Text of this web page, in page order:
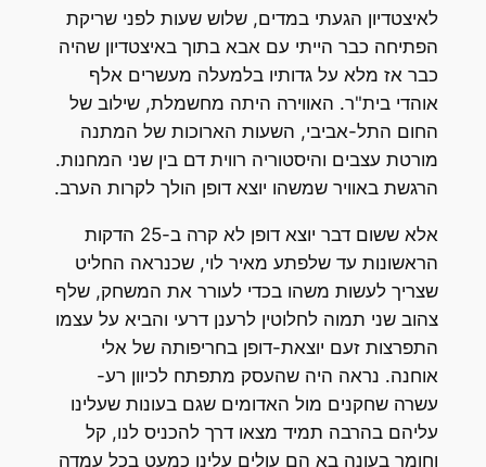
לאיצטדיון הגעתי במדים, שלוש שעות לפני שריקת
הפתיחה כבר הייתי עם אבא בתוך באיצטדיון שהיה
כבר אז מלא על גדותיו בלמעלה מעשרים אלף
אוהדי בית"ר. האווירה היתה מחשמלת, שילוב של
החום התל-אביבי, השעות הארוכות של המתנה
מורטת עצבים והיסטוריה רווית דם בין שני המחנות.
הרגשת באוויר שמשהו יוצא דופן הולך לקרות הערב.
אלא ששום דבר יוצא דופן לא קרה ב-25 הדקות
הראשונות עד שלפתע מאיר לוי, שכנראה החליט
שצריך לעשות משהו בכדי לעורר את המשחק, שלף
צהוב שני תמוה לחלוטין לרענן דרעי והביא על עצמו
התפרצות זעם יוצאת-דופן בחריפותה של אלי
אוחנה. נראה היה שהעסק מתפתח לכיוון רע-
עשרה שחקנים מול האדומים שגם בעונות שעלינו
עליהם בהרבה תמיד מצאו דרך להכניס לנו, קל
וחומר בעונה בא הם עולים עלינו כמעט בכל עמדה